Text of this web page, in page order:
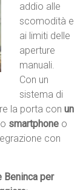
addio alle
scomodità e
ai limiti delle
aperture
manuali.
Con un
sistema di
la porta conun
smartphone o
con
Beninca per